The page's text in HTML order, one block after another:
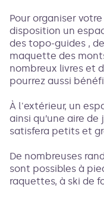
Pour organiser
disposition un
des topo-guides ,
maquette des
nombreux livres et
pourrez aussi
À l'extérieur, un
ainsi qu’une aire
satisfera petits et
De nombreuses
sont possibles à
raquettes, à ski de